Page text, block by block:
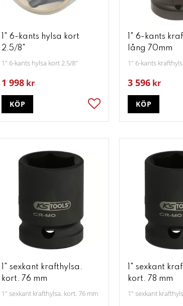
1" 6-kants hylsa kort
2.5/8"
1" 6-kants hylsa kort 2.5/8"
1 998 kr
Lägg till i favoriter
KÖP
1" 6-kants
lång 70mm
1" 6-kants
3 596 kr
KÖP
1" sexkant krafthylsa.
kort. 76 mm
1" sexkant krafthylsa. kort. 76 mm
1" sexkant
kort. 78 mm
1" sexkant